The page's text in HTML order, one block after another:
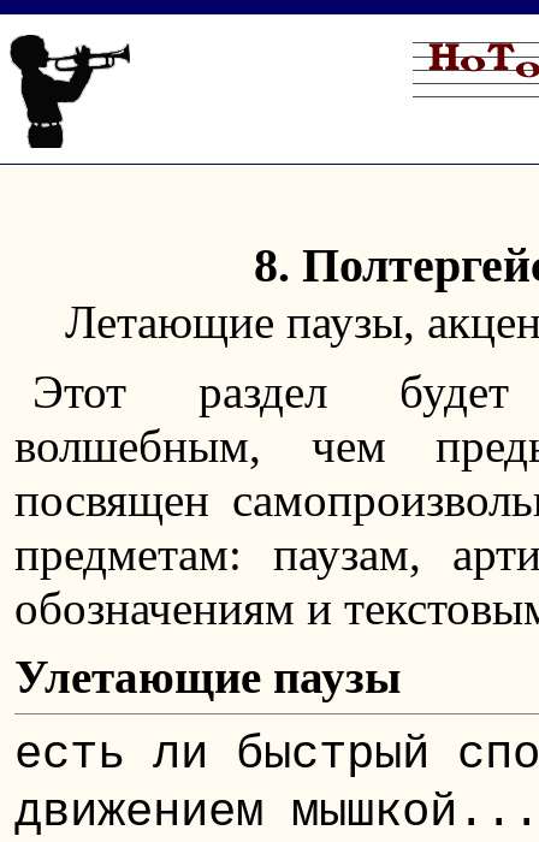
8.
Летающие паузы,
Этот раздел
волшебным, чем
посвящен
предметам: паузам,
обозначениям и
Улетающие паузы
есть ли быстрый
движением